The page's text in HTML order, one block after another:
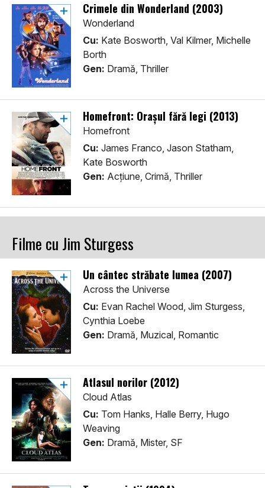
Crimele din Wonderland (2003)
Wonderland
Cu: Kate Bosworth, Val Kilmer, Michelle
Borth
Gen: Dramă, Thriller
Homefront: Orașul fără legi (2013)
Homefront
Cu: James Franco, Jason Statham,
Kate Bosworth
Gen: Acţiune, Crimă, Thriller
Filme cu Jim Sturgess
Un cântec străbate lumea (2007)
Across the Universe
Cu: Evan Rachel Wood, Jim Sturgess,
Cynthia Loebe
Gen: Dramă, Muzical, Romantic
Atlasul norilor (2012)
Cloud Atlas
Cu: Tom Hanks, Halle Berry, Hugo
Weaving
Gen: Dramă, Mister, SF